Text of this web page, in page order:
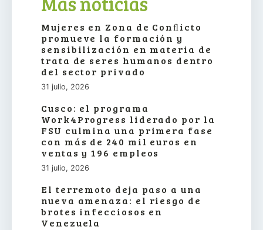
Mujeres en Zona de Conﬂicto
promueve la formación y
sensibilización en materia de
trata de seres humanos dentro
del sector privado
31 julio, 2026
Cusco: el programa
Work4Progress liderado por la
FSU culmina una primera fase
con más de 240 mil euros en
ventas y 196 empleos
31 julio, 2026
El terremoto deja paso a una
nueva amenaza: el riesgo de
brotes infecciosos en
Venezuela